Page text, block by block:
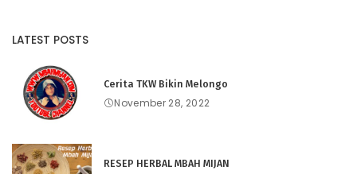
LATEST POSTS
Cerita TKW Bikin Melongo
November 28, 2022
RESEP HERBAL MBAH MIJAN